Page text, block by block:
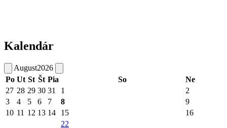
Kalendár
August2026
Po Ut St Št Pia So
Ne
27 28 29 30 31 1
2
3
4 5 6 7 8
9
10 11 12 13 14 15
16
22